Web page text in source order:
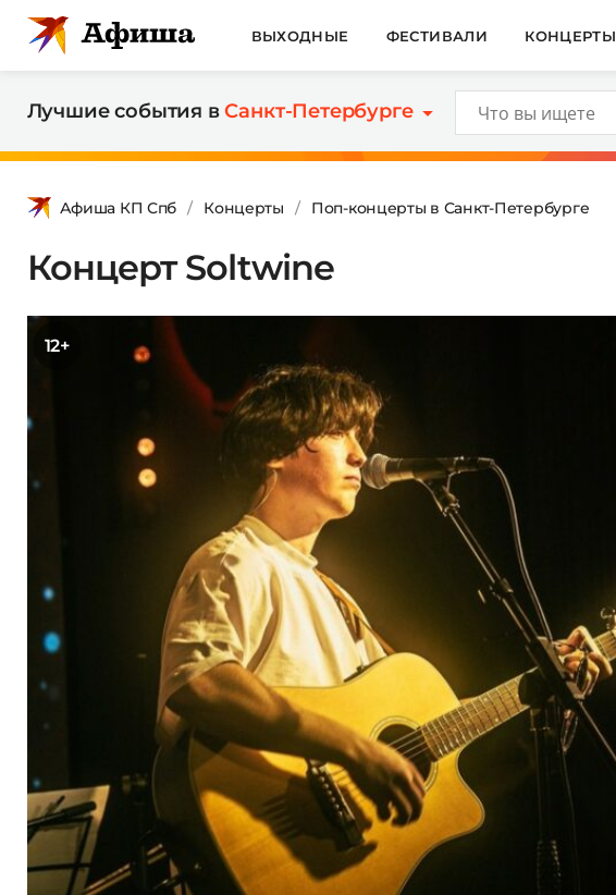
ВЫХОДНЫЕ ФЕСТИВАЛИ КОНЦЕРТЫ
Лучшие события вСанкт-Петербурге
Афиша КП Спб Концерты Поп-концерты в Санкт-Петербурге
Концерт Soltwine
12+